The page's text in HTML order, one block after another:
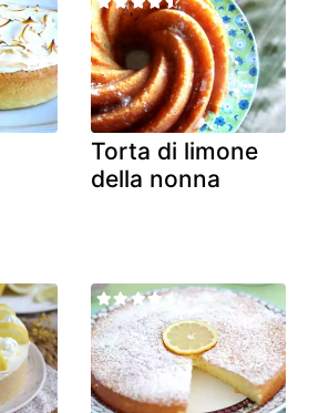
Torta di limone
della nonna